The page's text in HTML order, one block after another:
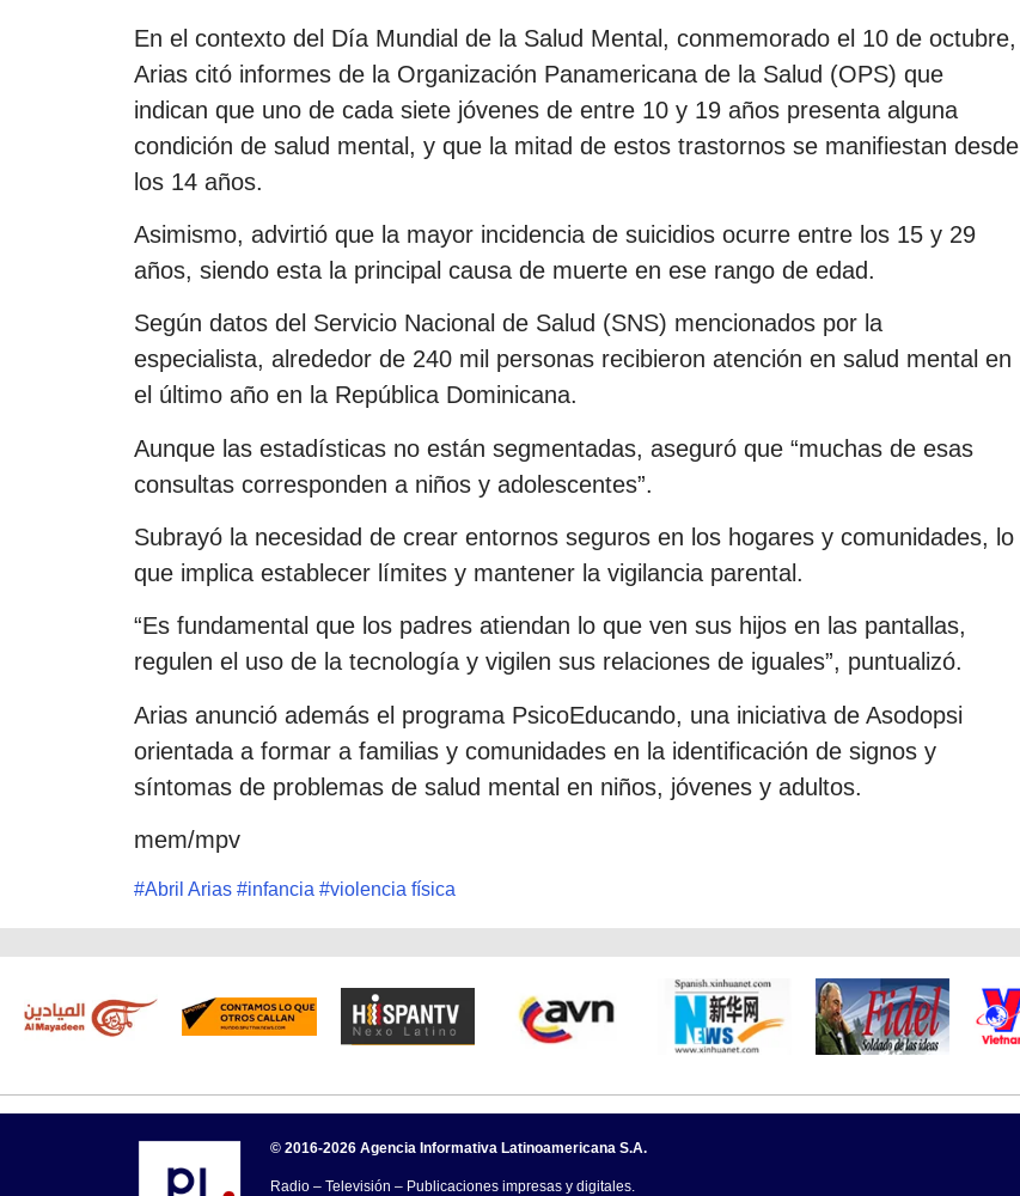
En el contexto del Día Mundial de la Salud Mental, conmemorado el 10 de octubre,
Arias citó informes de la Organización Panamericana de la Salud (OPS) que
indican que uno de cada siete jóvenes de entre 10 y 19 años presenta alguna
condición de salud mental, y que la mitad de estos trastornos se manifiestan desde
los 14 años.
Asimismo, advirtió que la mayor incidencia de suicidios ocurre entre los 15 y 29
años, siendo esta la principal causa de muerte en ese rango de edad.
Según datos del Servicio Nacional de Salud (SNS) mencionados por la
especialista, alrededor de 240 mil personas recibieron atención en salud mental en
el último año en la República Dominicana.
Aunque las estadísticas no están segmentadas, aseguró que “muchas de esas
consultas corresponden a niños y adolescentes”.
Subrayó la necesidad de crear entornos seguros en los hogares y comunidades, lo
que implica establecer límites y mantener la vigilancia parental.
“Es fundamental que los padres atiendan lo que ven sus hijos en las pantallas,
regulen el uso de la tecnología y vigilen sus relaciones de iguales”, puntualizó.
Arias anunció además el programa PsicoEducando, una iniciativa de Asodopsi
orientada a formar a familias y comunidades en la identificación de signos y
síntomas de problemas de salud mental en niños, jóvenes y adultos.
mem/mpv
#Abril Arias #infancia #violencia física
© 2016-2026 Agencia Informativa Latinoamericana S.A.
Radio – Televisión – Publicaciones impresas y digitales.